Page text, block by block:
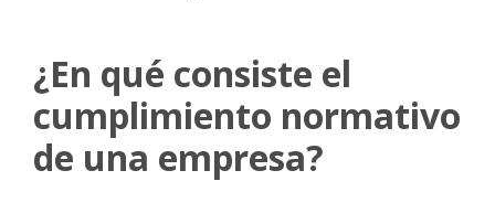
¿En qué consiste el
cumplimiento normativo
de una empresa?